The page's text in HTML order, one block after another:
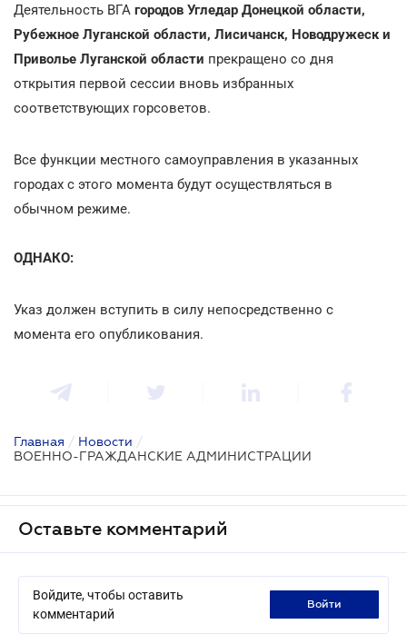
Деятельность ВГА городов Угледар Донецкой области,
Рубежное Луганской области, Лисичанск, Новодружеск и
Приволье Луганской области прекращено со дня
открытия первой сессии вновь избранных
соответствующих горсоветов.
Все функции местного самоуправления в указанных
городах с этого момента будут осуществляться в
обычном режиме.
ОДНАКО:
Указ должен вступить в силу непосредственно с
момента его опубликования.
Главная / Новости /
ВОЕННО-ГРАЖДАНСКИЕ АДМИНИСТРАЦИИ
Оставьте комментарий
Войдите, чтобы оставить
комментарий
войти